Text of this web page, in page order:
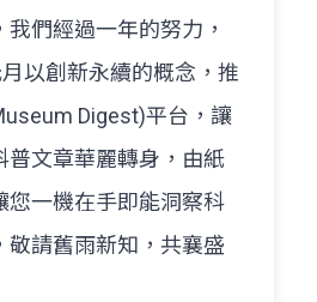
們經過一年的努力，
以創新永續的概念，推
Digest)平台，讓
普文章華麗轉身，由紙
您一機在手即能洞察科
敬請舊雨新知，共襄盛